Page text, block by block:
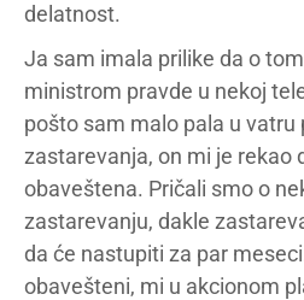
delatnost.
Ja sam imala prilike da o
ministrom pravde u nekoj
pošto sam malo pala u vatru
zastarevanja, on mi je rekao
obaveštena. Pričali smo o
zastarevanju, dakle
da će nastupiti za par
obavešteni, mi u akcionom